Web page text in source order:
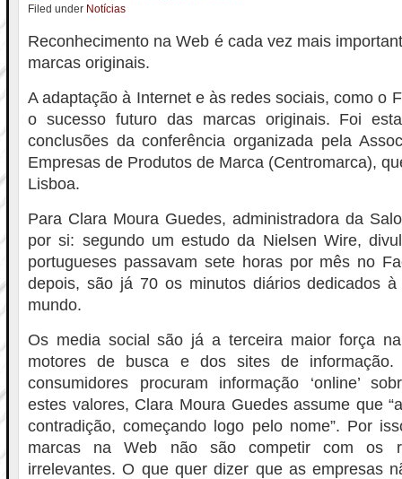
Filed under Notícias
Reconhecimento na Web é cada vez mais
marcas originais.
A adaptação à Internet e às redes sociais, como o
o sucesso futuro das marcas originais. Foi
conclusões da conferência organizada pela
Empresas de Produtos de Marca (Centromarca),
Lisboa.
Para Clara Moura Guedes, administradora da
por si: segundo um estudo da Nielsen Wire,
portugueses passavam sete horas por mês no
depois, são já 70 os minutos diários dedicados
mundo.
Os media social são já a terceira maior força
motores de busca e dos sites de
consumidores procuram informação ‘online’
estes valores, Clara Moura Guedes assume que
contradição, começando logo pelo nome”. Por
marcas na Web não são competir com os
irrelevantes. O que quer dizer que as empresas